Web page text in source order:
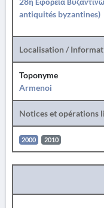
antiquités byzantines)
Localisation /
Toponyme
Armenoi
Notices et opérations
2000 2010